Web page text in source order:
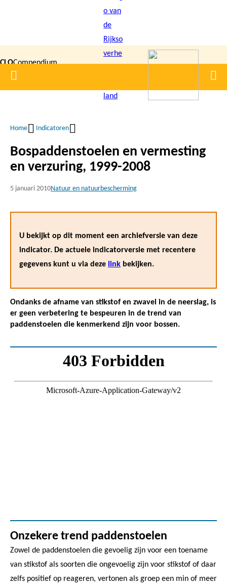
inhoud
gaan
CLOCompendium
voor de
Home
Kruimelpad
Home Indicatoren
Bospaddenstoelen en vermesting
en verzuring, 1999-2008
5 januari 2010Natuur en natuurbescherming
U bekijkt op dit moment een archiefversie van deze
indicator. De actuele indicatorversie met recentere
gegevens kunt u via deze link bekijken.
Ondanks de afname van stikstof en zwavel in de neerslag, is
er geen verbetering te bespeuren in de trend van
paddenstoelen die kenmerkend zijn voor bossen.
Onzekere trend paddenstoelen
Zowel de paddenstoelen die gevoelig zijn voor een toename
van stikstof als soorten die ongevoelig zijn voor stikstof of daar
zelfs positief op reageren, vertonen als groep een min of meer